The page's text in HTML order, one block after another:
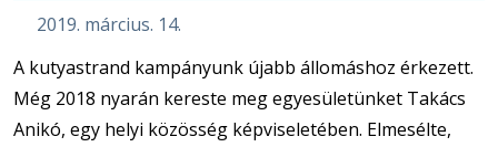
2019. március. 14.
A kutyastrand kampányunk újabb állomáshoz érkezett.
Még 2018 nyarán kereste meg egyesületünket Takács
Anikó, egy helyi közösség képviseletében. Elmesélte,